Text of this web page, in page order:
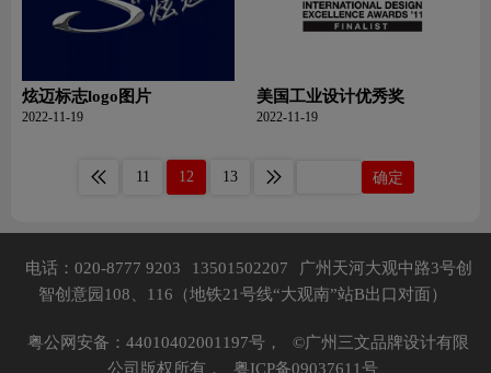
炫迈标志logo图片
2022-11-19
美国工业设计优秀奖
2022-11-19
11 12 13 确定
电话：020-8777 9203 13501502207
广州天河大观中路3号创
智创意园108、116（地铁21号线“大观南”站B出口对面）
粤公网安备：44010402001197号，
©广州三文品牌设计有限
公司版权所有，
粤ICP备09037611号